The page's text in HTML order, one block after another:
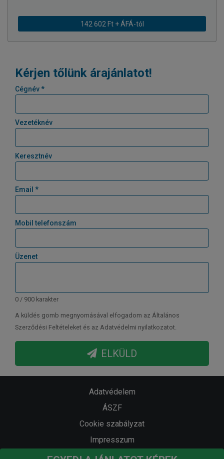
142 602 Ft + ÁFÁ-tól
Kérjen tőlünk árajánlatot!
Cégnév *
Vezetéknév
Keresztnév
Email *
Mobil telefonszám
Üzenet
0 / 900 karakter
A küldés gomb megnyomásával elfogadom az Általános
Szerződési Feltételeket és az Adatvédelmi nyilatkozatot.
ELKÜLD
Adatvédelem
ÁSZF
Cookie szabályzat
Impresszum
Kiemelt ajánlataink